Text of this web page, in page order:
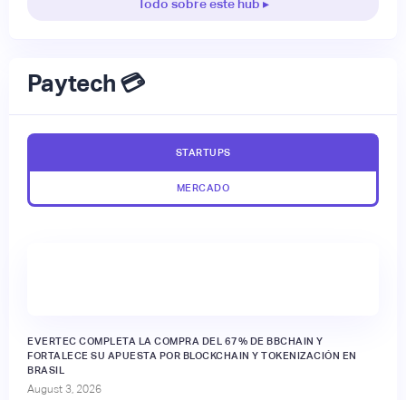
Todo sobre este hub ▸
Paytech 💳
STARTUPS
MERCADO
EVERTEC COMPLETA LA COMPRA DEL 67% DE BBCHAIN Y
FORTALECE SU APUESTA POR BLOCKCHAIN Y TOKENIZACIÓN EN
BRASIL
August 3, 2026